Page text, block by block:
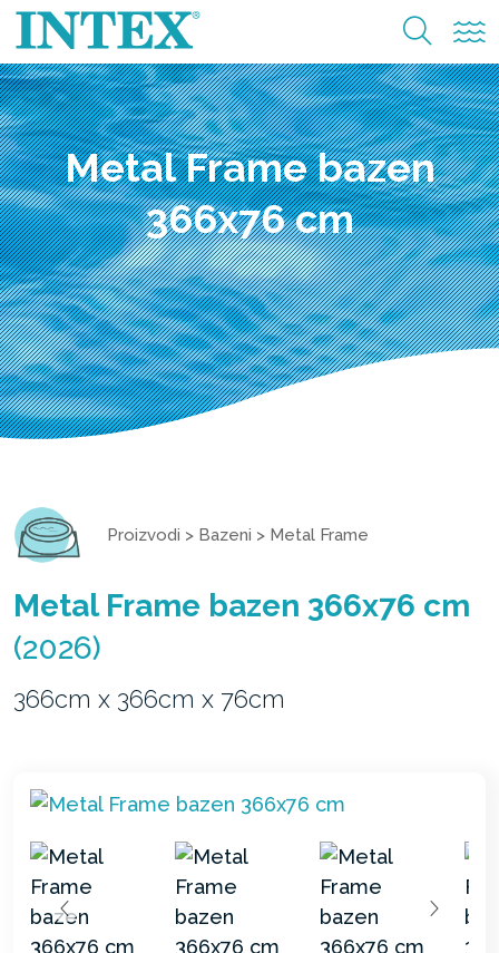
Metal Frame bazen
366x76 cm
Proizvodi > Bazeni > Metal Frame
Metal Frame bazen 366x76 cm
(2026)
366cm x 366cm x 76cm